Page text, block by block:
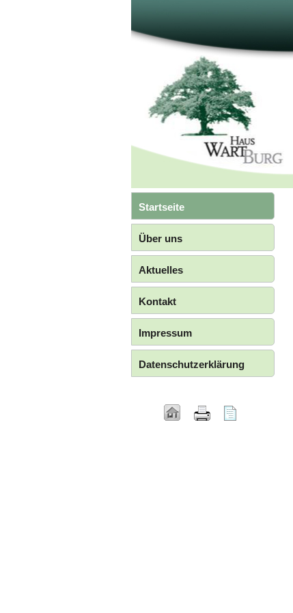
Startseite
Über uns
Aktuelles
Kontakt
Impressum
Datenschutzerklärung